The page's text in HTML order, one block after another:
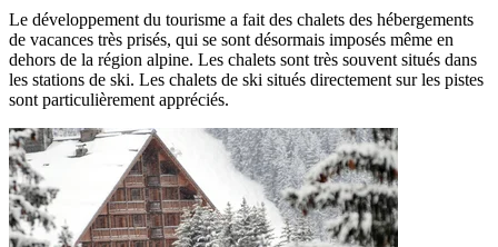
Le développement du tourisme a fait des chalets des hébergements
de vacances très prisés, qui se sont désormais imposés même en
dehors de la région alpine. Les chalets sont très souvent situés dans
les stations de ski. Les chalets de ski situés directement sur les pistes
sont particulièrement appréciés.